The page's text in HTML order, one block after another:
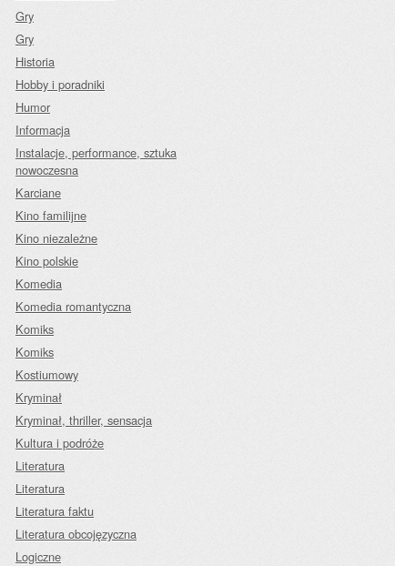
Gry
Gry
Historia
Hobby i poradniki
Humor
Informacja
Instalacje, performance, sztuka
nowoczesna
Karciane
Kino familijne
Kino niezależne
Kino polskie
Komedia
Komedia romantyczna
Komiks
Komiks
Kostiumowy
Kryminał
Kryminał, thriller, sensacja
Kultura i podróże
Literatura
Literatura
Literatura faktu
Literatura obcojęzyczna
Logiczne